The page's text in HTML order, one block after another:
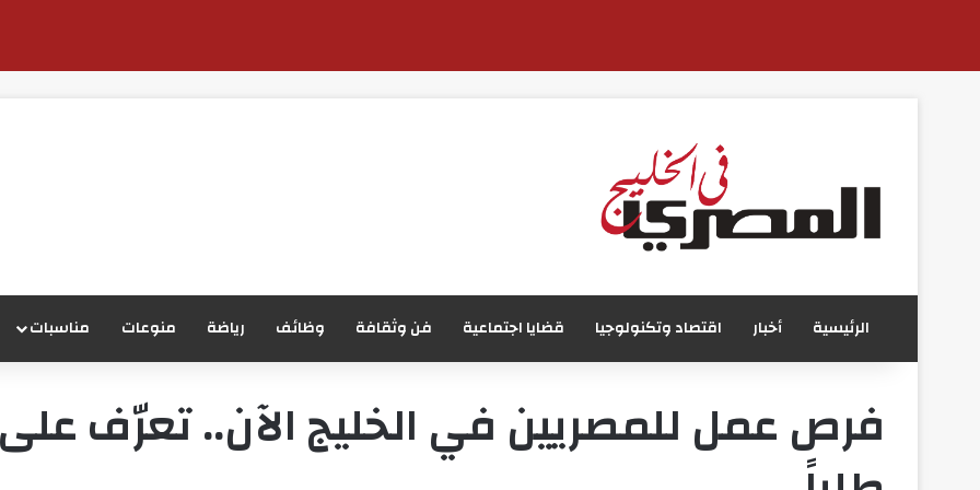
الرئيسية أخبار اقتصاد وتكنولوجيا قضايا اجتماعية فن وثقافة وظائف رياضة منوعات مناسبات
فرص عمل للمصريين في الخليج الآن.. تعرّف